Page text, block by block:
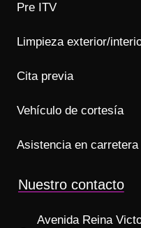
Pre ITV
Limpieza exterior/
Cita previa
Vehículo de cortesía
Asistencia en carretera
Nuestro contacto
Avenida Reina